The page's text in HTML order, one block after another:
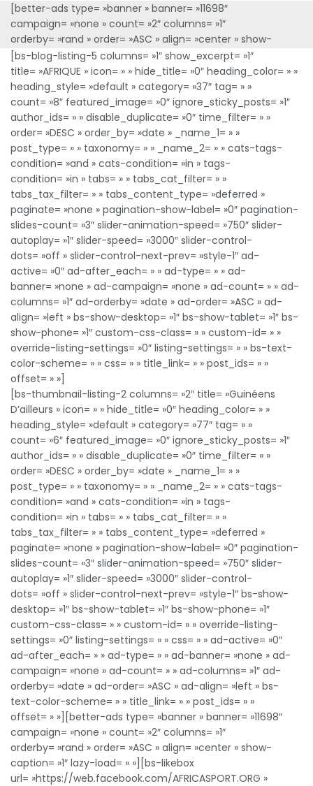
[better-ads type= »banner » banner= »11698″
campaign= »none » count= »2″ columns= »1″
orderby= »rand » order= »ASC » align= »center » show-
caption= »1″ lazy-load= » »]
[bs-blog-listing-5 columns= »1″ show_excerpt= »1″
title= »AFRIQUE » icon= » » hide_title= »0″ heading_color= » »
heading_style= »default » category= »37″ tag= » »
count= »8″ featured_image= »0″ ignore_sticky_posts= »1″
author_ids= » » disable_duplicate= »0″ time_filter= » »
order= »DESC » order_by= »date » _name_1= » »
post_type= » » taxonomy= » » _name_2= » » cats-tags-
condition= »and » cats-condition= »in » tags-
condition= »in » tabs= » » tabs_cat_filter= » »
tabs_tax_filter= » » tabs_content_type= »deferred »
paginate= »none » pagination-show-label= »0″ pagination-
slides-count= »3″ slider-animation-speed= »750″ slider-
autoplay= »1″ slider-speed= »3000″ slider-control-
dots= »off » slider-control-next-prev= »style-1″ ad-
active= »0″ ad-after_each= » » ad-type= » » ad-
banner= »none » ad-campaign= »none » ad-count= » » ad-
columns= »1″ ad-orderby= »date » ad-order= »ASC » ad-
align= »left » bs-show-desktop= »1″ bs-show-tablet= »1″ bs-
show-phone= »1″ custom-css-class= » » custom-id= » »
override-listing-settings= »0″ listing-settings= » » bs-text-
color-scheme= » » css= » » title_link= » » post_ids= » »
offset= » »]
[bs-thumbnail-listing-2 columns= »2″ title= »Guinéens
D’ailleurs » icon= » » hide_title= »0″ heading_color= » »
heading_style= »default » category= »77″ tag= » »
count= »6″ featured_image= »0″ ignore_sticky_posts= »1″
author_ids= » » disable_duplicate= »0″ time_filter= » »
order= »DESC » order_by= »date » _name_1= » »
post_type= » » taxonomy= » » _name_2= » » cats-tags-
condition= »and » cats-condition= »in » tags-
condition= »in » tabs= » » tabs_cat_filter= » »
tabs_tax_filter= » » tabs_content_type= »deferred »
paginate= »none » pagination-show-label= »0″ pagination-
slides-count= »3″ slider-animation-speed= »750″ slider-
autoplay= »1″ slider-speed= »3000″ slider-control-
dots= »off » slider-control-next-prev= »style-1″ bs-show-
desktop= »1″ bs-show-tablet= »1″ bs-show-phone= »1″
custom-css-class= » » custom-id= » » override-listing-
settings= »0″ listing-settings= » » css= » » ad-active= »0″
ad-after_each= » » ad-type= » » ad-banner= »none » ad-
campaign= »none » ad-count= » » ad-columns= »1″ ad-
orderby= »date » ad-order= »ASC » ad-align= »left » bs-
text-color-scheme= » » title_link= » » post_ids= » »
offset= » »][better-ads type= »banner » banner= »11698″
campaign= »none » count= »2″ columns= »1″
orderby= »rand » order= »ASC » align= »center » show-
caption= »1″ lazy-load= » »][bs-likebox
url= »https://web.facebook.com/AFRICASPORT.ORG »